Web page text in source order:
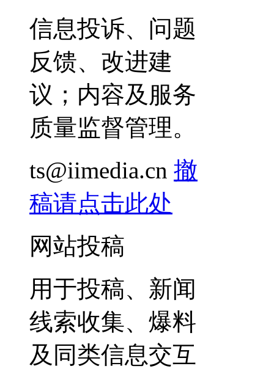
信息投诉、问题
反馈、改进建
议；内容及服务
质量监督管理。
ts@iimedia.cn 撤
稿请点击此处
网站投稿
用于投稿、新闻
线索收集、爆料
及同类信息交互